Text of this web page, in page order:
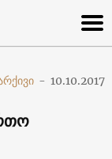
- 10.10.2017